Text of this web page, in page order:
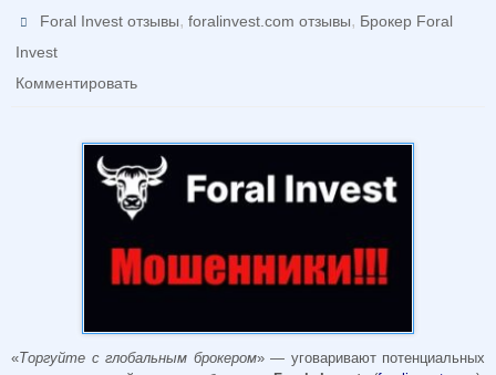
Foral Invest отзывы,foralinvest.com отзывы, Брокер Foral
Invest
Комментировать
«Торгуйте с глобальным брокером» — уговаривают потенциальных